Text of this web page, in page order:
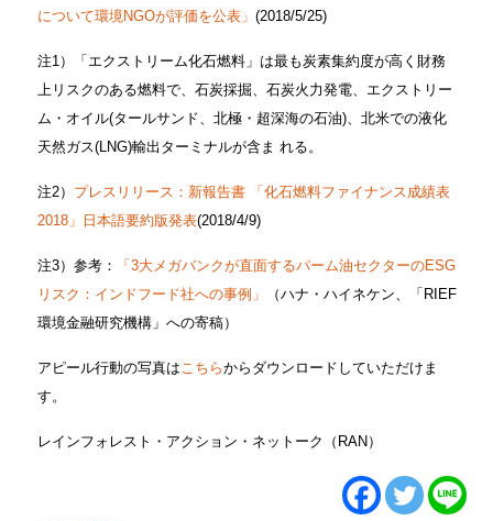
について環境NGOが評価を公表」 (2018/5/25)
注1）「エクストリーム化石燃料」は最も炭素集約度が高く財務
上リスクのある燃料で、石炭採掘、石炭火力発電、エクストリー
ム・オイル(タールサンド、北極・超深海の石油)、北米での液化
天然ガス(LNG)輸出ターミナルが含ま れる。
注2） プレスリリース：新報告書 「化石燃料ファイナンス成績表
2018」日本語要約版発表(2018/4/9)
注3）参考：
「3大メガバンクが直面するパーム油セクターのESG
リスク：インドフード社への事例」
（ハナ・ハイネケン、「RIEF
環境金融研究機構」への寄稿）
アピール行動の写真はこちらからダウンロードしていただけま
す。
レインフォレスト・アクション・ネットーク（RAN）